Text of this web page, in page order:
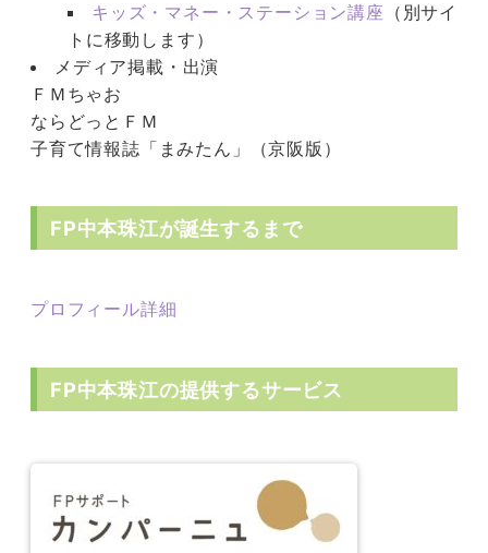
キッズ・マネー・ステーション講座 （別サイ
トに移動します）
メディア掲載・出演
ＦＭちゃお
ならどっとＦＭ
子育て情報誌「まみたん」（京阪版）
FP中本珠江が誕生するまで
プロフィール詳細
FP中本珠江の提供するサービス